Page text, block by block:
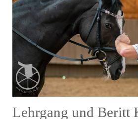
Lehrgang und Beritt